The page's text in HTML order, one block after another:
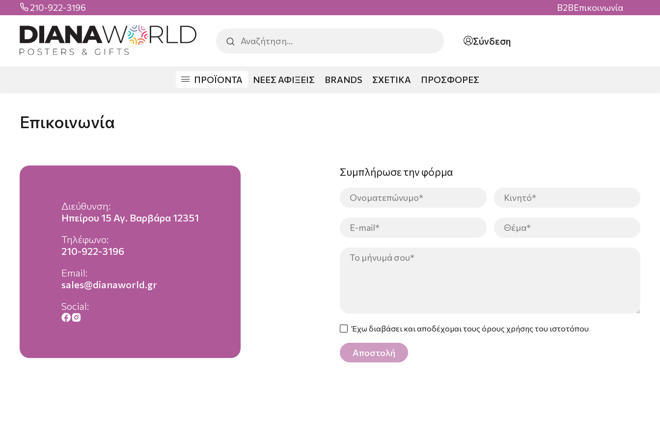
 210-922-3196 B2BΕπικοινωνία
Σύνδεση
ΠΡΟΪΟΝΤΑ ΝΕΕΣ ΑΦΙΞΕΙΣ BRANDS ΣΧΕΤΙΚΑ ΠΡΟΣΦΟΡΕΣ
Επικοινωνία
Διεύθυνση:
Ηπείρου 15 Αγ. Βαρβάρα 12351
Τηλέφωνο:
210-922-3196
Email:
sales@dianaworld.gr
Social:
Συμπλήρωσε την φόρμα
Έχω διαβάσει και αποδέχομαι τους όρους χρήσης του ιστοτόπου
Αποστολή